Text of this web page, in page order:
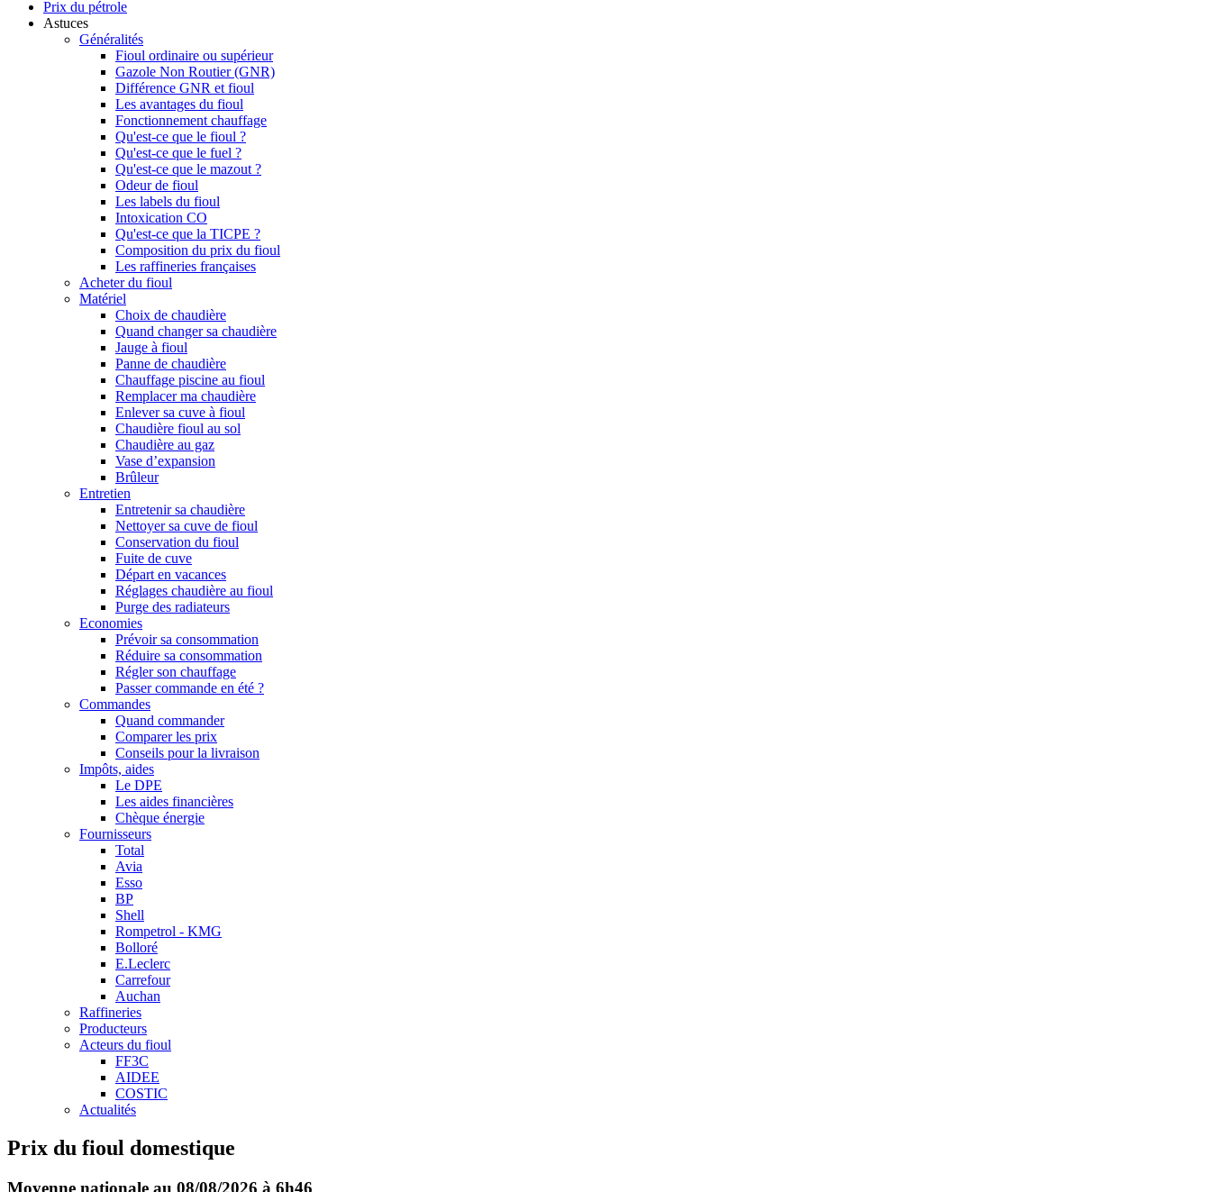
Prix du pétrole
Astuces
Généralités
Fioul ordinaire ou supérieur
Gazole Non Routier (GNR)
Différence GNR et fioul
Les avantages du fioul
Fonctionnement chauffage
Qu'est-ce que le fioul ?
Qu'est-ce que le fuel ?
Qu'est-ce que le mazout ?
Odeur de fioul
Les labels du fioul
Intoxication CO
Qu'est-ce que la TICPE ?
Composition du prix du fioul
Les raffineries françaises
Acheter du fioul
Matériel
Choix de chaudière
Quand changer sa chaudière
Jauge à fioul
Panne de chaudière
Chauffage piscine au fioul
Remplacer ma chaudière
Enlever sa cuve à fioul
Chaudière fioul au sol
Chaudière au gaz
Vase d’expansion
Brûleur
Entretien
Entretenir sa chaudière
Nettoyer sa cuve de fioul
Conservation du fioul
Fuite de cuve
Départ en vacances
Réglages chaudière au fioul
Purge des radiateurs
Economies
Prévoir sa consommation
Réduire sa consommation
Régler son chauffage
Passer commande en été ?
Commandes
Quand commander
Comparer les prix
Conseils pour la livraison
Impôts, aides
Le DPE
Les aides financières
Chèque énergie
Fournisseurs
Total
Avia
Esso
BP
Shell
Rompetrol - KMG
Bolloré
E.Leclerc
Carrefour
Auchan
Raffineries
Producteurs
Acteurs du fioul
FF3C
AIDEE
COSTIC
Actualités
Prix du fioul domestique
Moyenne nationale au 08/08/2026 à 6h46